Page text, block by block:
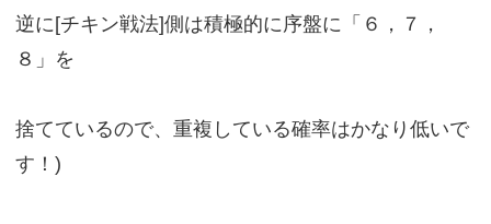
逆に[チキン戦法]側は積極的に序盤に「６，７，
８」を
捨てているので、重複している確率はかなり低いで
す！)